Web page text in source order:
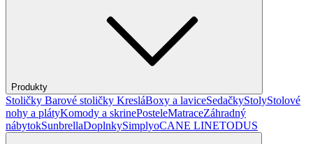
Produkty
Stoličky Barové stoličky KresláBoxy a laviceSedačkyStolyStolové
nohy a plátyKomody a skrinePosteleMatraceZáhradný
nábytokSunbrellaDoplnkySimplyoCANE LINETODUS